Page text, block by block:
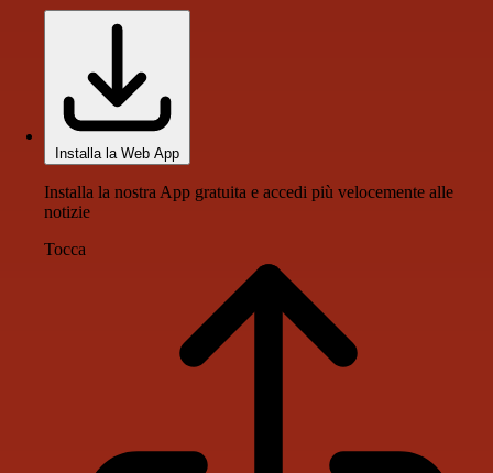
Installa la Web App
Installa la nostra App gratuita e accedi più velocemente alle
notizie
Tocca